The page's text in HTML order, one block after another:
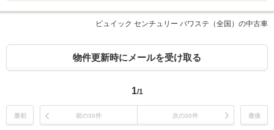
ビュイック センチュリー パワステ（全国）の中古車
物件更新時にメールを受け取る
1/1
最初 前の30件 次の30件 最後